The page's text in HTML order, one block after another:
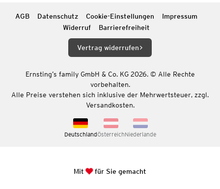
AGB Datenschutz Cookie-Einstellungen
Impressum
Widerruf
Barrierefreiheit
Vertrag widerrufen
Ernsting’s family GmbH & Co. KG 2026. © Alle Rechte
vorbehalten.
Alle Preise verstehen sich inklusive der Mehrwertsteuer, zzgl.
Versandkosten.
DeutschlandÖsterreichNiederlande
Mit für Sie gemacht